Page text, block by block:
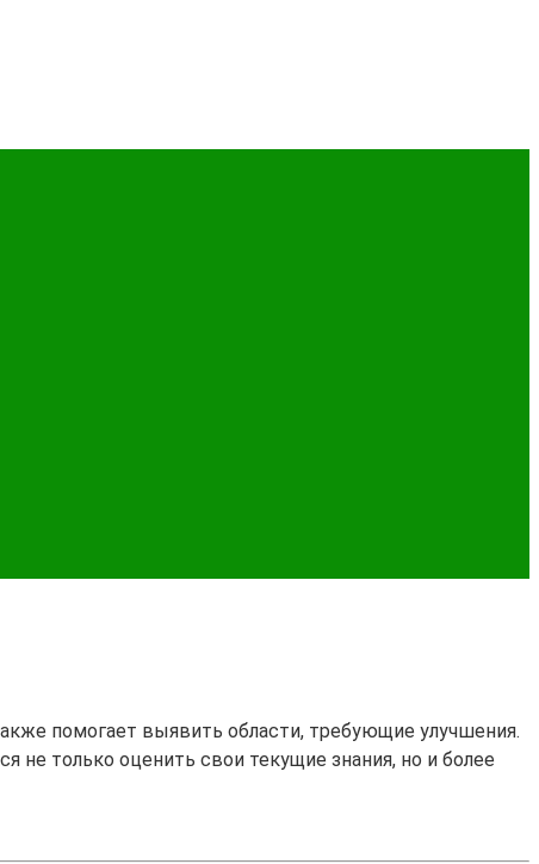
помогает выявить области, требующие улучшения.
не только оценить свои текущие знания, но и более